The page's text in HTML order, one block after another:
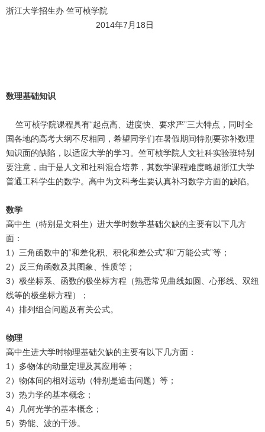
浙江大学招生办 竺可桢学院
2014年7月18日
数理基础知识
竺可桢学院课程具有“起点高、进度快、要求严”三大特点，同时全
国各地的高考大纲不尽相同，希望同学们在暑假期间特别要弥补数理
知识面的缺陷，以适应大学的学习。竺可桢学院人文社科实验班特别
要注意，由于是人文和社科混合培养，其数学课程难度略超浙江大学
普通工科学生的数学。高中为文科考生要认真补习数学方面的缺陷。
数学
高中生（特别是文科生）进大学时数学基础欠缺的主要有以下几方
面：
1）三角函数中的“和差化积、积化和差公式”和“万能公式”等；
2）反三角函数及其图象、性质等；
3）极坐标系、函数的极坐标方程（熟悉常见曲线如圆、心形线、双纽
线等的极坐标方程）；
4）排列组合问题及有关公式。
物理
高中生进大学时物理基础欠缺的主要有以下几方面：
1）多物体的动量定理及其应用等；
2）物体间的相对运动（特别是追击问题）等；
3）热力学的基本概念；
4）几何光学的基本概念；
5）势能、波的干涉。